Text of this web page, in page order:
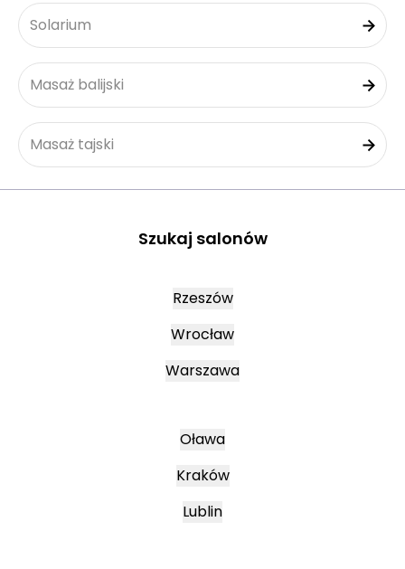
Solarium
Masaż balijski
Masaż tajski
Szukaj salonów
Rzeszów
Wrocław
Warszawa
Oława
Kraków
Lublin